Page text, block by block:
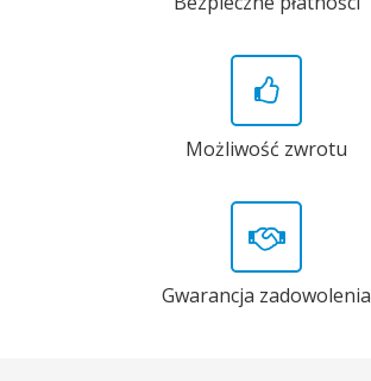
Możliwość zwrotu
Gwarancja zadowolenia